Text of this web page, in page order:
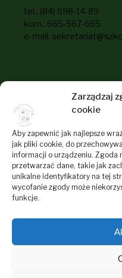
Zarządzaj
cookie
Aby zapewnić jak najlepsze
jak pliki cookie, do
informacji o urządzeniu. Zgoda
przetwarzać dane, takie jak
unikalne identyfikatory na tej
wycofanie zgody może
funkcje.
tel.: (84) 698-14-89
kom.: 665-567-665
e-mail:
Informacje
naszą stronę
RODO
Deklaracja dostępności
Polityka plików cookies
Regulamin Serwisu